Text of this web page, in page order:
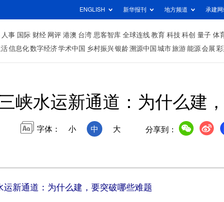
ENGLISH 新华报刊 地方频道 承建网
人事 国际 财经 网评 港澳 台湾 思客智库 全球连线 教育 科技 科创 量子 体
活信息化数字经济学术中国 乡村振兴银龄溯源中国 城市旅游 能源 会展
峡水运新通道：为什么建
字体： 小 中 大 分享到：
运新通道：为什么建，要突破哪些难题